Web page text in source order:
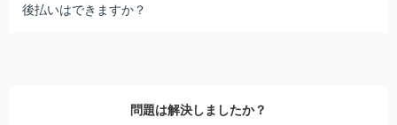
後払いはできますか？
問題は解決しましたか？